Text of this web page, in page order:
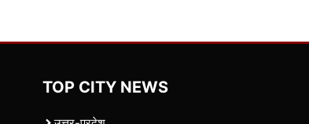
TOP CITY NEWS